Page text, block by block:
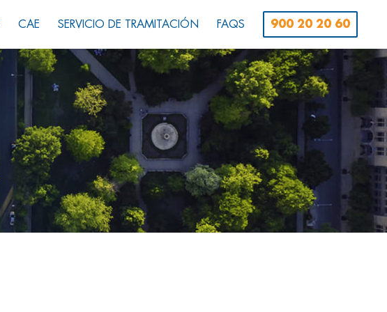
CAE SERVICIO DE TRAMITACIÓN FAQS 900 20 20 60